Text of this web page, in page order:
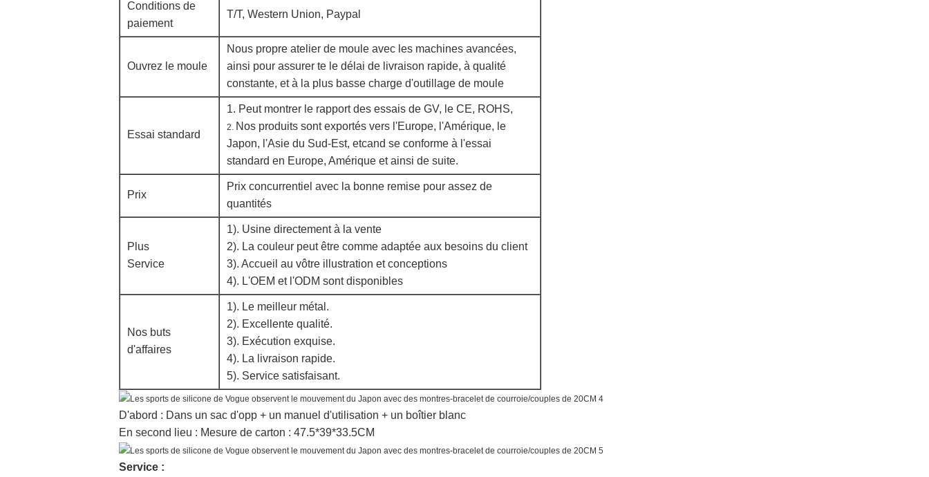
Conditions de
paiement
T/T, Western Union, Paypal
Ouvrez le moule
Nous propre atelier de moule avec les machines avancées,
ainsi pour assurer te le délai de livraison rapide, à qualité
constante, et à la plus basse charge d'outillage de moule
Essai standard
1. Peut montrer le rapport des essais de GV, le CE, ROHS,
2. Nos produits sont exportés vers l'Europe, l'Amérique, le
Japon, l'Asie du Sud-Est, etcand se conforme à l'essai
standard en Europe, Amérique et ainsi de suite.
Prix
Prix concurrentiel avec la bonne remise pour assez de
quantités
Plus
Service
1). Usine directement à la vente
2). La couleur peut être comme adaptée aux besoins du client
3). Accueil au vôtre illustration et conceptions
4). L'OEM et l'ODM sont disponibles
Nos buts
d'affaires
1). Le meilleur métal.
2). Excellente qualité.
3). Exécution exquise.
4). La livraison rapide.
5). Service satisfaisant.
D'abord : Dans un sac d'opp + un manuel d'utilisation + un boîtier blanc
En second lieu : Mesure de carton : 47.5*39*33.5CM
Service :